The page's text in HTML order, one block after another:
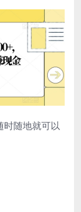
时随地就可以